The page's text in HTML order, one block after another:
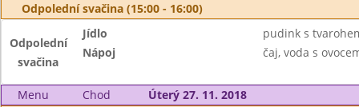
Odpolední svačina (15:00 - 16:00)
Odpolední
svačina
Jídlo
pudink s
Nápoj
čaj, voda s
Menu Chod
Úterý 27. 11. 2018